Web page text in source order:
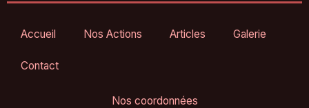
Accueil Nos Actions Articles Galerie
Contact
Nos coordonnées